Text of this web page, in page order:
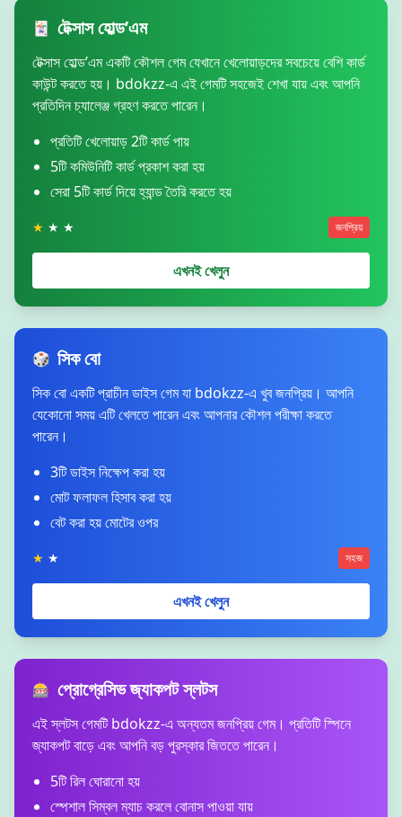
🃏 টেক্সাস হোল্ড’এম
টেক্সাস হোল্ড’এম একটি কৌশল গেম যেখানে খেলোয়াড়দের সবচেয়ে বেশি কার্ড
কাউন্ট করতে হয়। bdokzz-এ এই গেমটি সহজেই শেখা যায় এবং আপনি
প্রতিদিন চ্যালেঞ্জ গ্রহণ করতে পারেন।
প্রতিটি খেলোয়াড় 2টি কার্ড পায়
5টি কমিউনিটি কার্ড প্রকাশ করা হয়
সেরা 5টি কার্ড দিয়ে হ্যান্ড তৈরি করতে হয়
★ ★ ★ জনপ্রিয়
এখনই খেলুন
🎲 সিক বো
সিক বো একটি প্রাচীন ডাইস গেম যা bdokzz-এ খুব জনপ্রিয়। আপনি
যেকোনো সময় এটি খেলতে পারেন এবং আপনার কৌশল পরীক্ষা করতে
পারেন।
3টি ডাইস নিক্ষেপ করা হয়
মোট ফলাফল হিসাব করা হয়
বেট করা হয় মোটের ওপর
★ ★ সহজ
এখনই খেলুন
🎰 প্রোগ্রেসিভ জ্যাকপট স্লটস
এই স্লটস গেমটি bdokzz-এ অন্যতম জনপ্রিয় গেম। প্রতিটি স্পিনে
জ্যাকপট বাড়ে এবং আপনি বড় পুরস্কার জিততে পারেন।
5টি রিল ঘোরানো হয়
স্পেশাল সিম্বল ম্যাচ করলে বোনাস পাওয়া যায়